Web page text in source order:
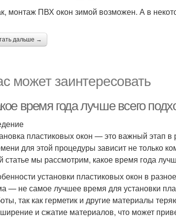
монтаж ПВХ окон зимой возможен. А в
дальше →
может заинтересовать
время года лучше всего
пластиковых окон — это важный этап
для этой процедуры зависит не только
статье мы рассмотрим, какое время года
установки пластиковых окон в
— не самое лучшее время для установки
так как герметик и другие материалы
и сжатие материалов, что может